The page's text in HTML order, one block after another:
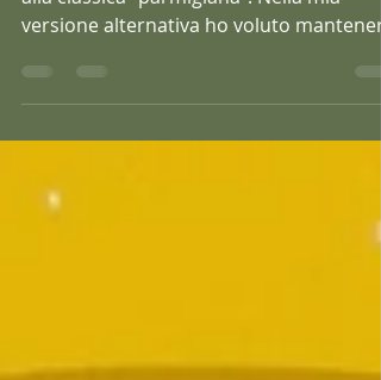
Questa mia ricetta si ispira
fede alle...